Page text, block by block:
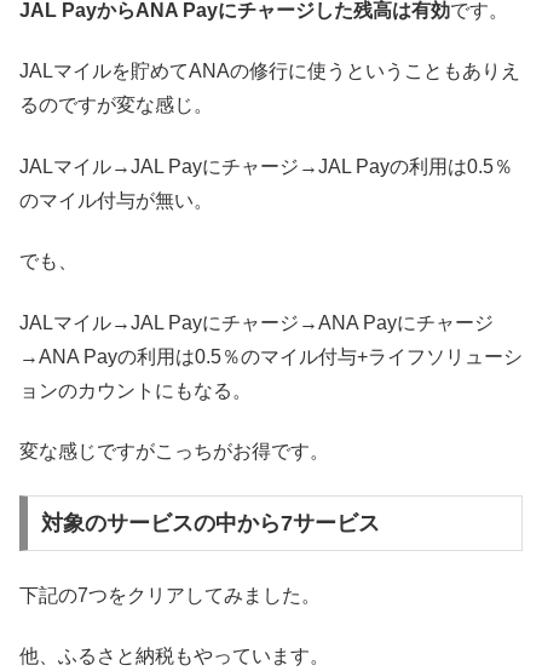
JAL PayからANA Payにチャージした残高は有効です。
JALマイルを貯めてANAの修行に使うということもありえ
るのですが変な感じ。
JALマイル→JAL Payにチャージ→JAL Payの利用は0.5％
のマイル付与が無い。
でも、
JALマイル→JAL Payにチャージ→ANA Payにチャージ
→ANA Payの利用は0.5％のマイル付与+ライフソリューシ
ョンのカウントにもなる。
変な感じですがこっちがお得です。
対象のサービスの中から7サービス
下記の7つをクリアしてみました。
他、ふるさと納税もやっています。